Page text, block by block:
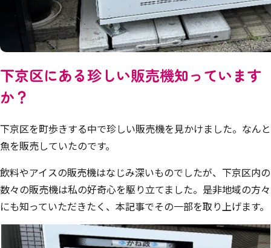
下京区にある珍しい販売機知っています
か？
下京区を町歩きする中で珍しい販売機を見かけました。なんと
魚を販売していたのです。
飲料やアイスの販売機はなじみ深いものでしたが、下京区内の
数々の販売機は私の好奇心を駆り立てました。是非地域の方々
にも知っていただきたく、本記事でその一部を取り上げます。